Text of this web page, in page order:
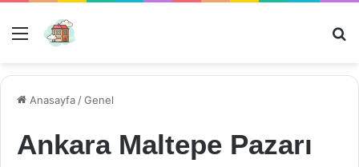
Menü
Anasayfa /Genel
Ankara Maltepe Pazarı